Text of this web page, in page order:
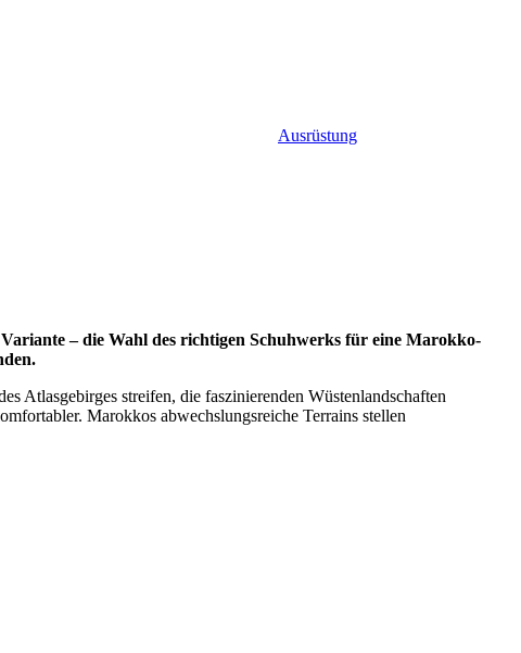
Ausrüstung
– die Wahl des richtigen Schuhwerks für eine Marokko-
Atlasgebirges streifen, die faszinierenden Wüstenlandschaften
Marokkos abwechslungsreiche Terrains stellen